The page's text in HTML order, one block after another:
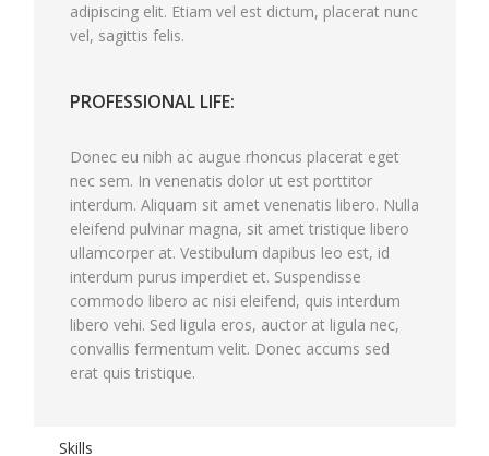
adipiscing elit. Etiam vel est dictum, placerat nunc
vel, sagittis felis.
PROFESSIONAL LIFE:
Donec eu nibh ac augue rhoncus placerat eget
nec sem. In venenatis dolor ut est porttitor
interdum. Aliquam sit amet venenatis libero. Nulla
eleifend pulvinar magna, sit amet tristique libero
ullamcorper at. Vestibulum dapibus leo est, id
interdum purus imperdiet et. Suspendisse
commodo libero ac nisi eleifend, quis interdum
libero vehi. Sed ligula eros, auctor at ligula nec,
convallis fermentum velit. Donec accums sed
erat quis tristique.
Skills